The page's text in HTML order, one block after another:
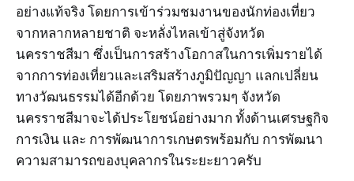
อย่างแท้จริง โดยการเข้าร่วมชมงานของนักท่องเที่ยว
จากหลากหลายชาติ จะหลั่งไหลเข้าสู่จังหวัด
นครราชสีมา ซึ่งเป็นการสร้างโอกาสในการเพิ่มรายได้
จากการท่องเที่ยวและเสริมสร้างภูมิปัญญา แลกเปลี่ยน
ทางวัฒนธรรมได้อีกด้วย โดยภาพรวมๆ จังหวัด
นครราชสีมาจะได้ประโยชน์อย่างมาก ทั้งด้านเศรษฐกิจ
การเงิน และ การพัฒนาการเกษตรพร้อมกับ การพัฒนา
ความสามารถของบุคลากรในระยะยาวครับ